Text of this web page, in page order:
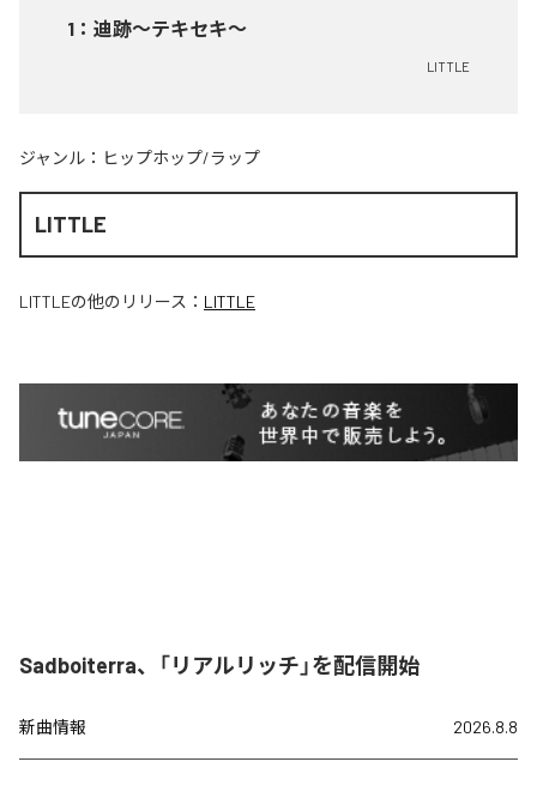
1 ： 迪跡〜テキセキ〜
LITTLE
ジャンル： ヒップホップ/ラップ
LITTLE
LITTLEの他のリリース： LITTLE
Sadboiterra、「リアルリッチ」を配信開始
新曲情報 2026.8.8